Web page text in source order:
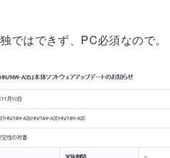
ではできず、PC必須なので。